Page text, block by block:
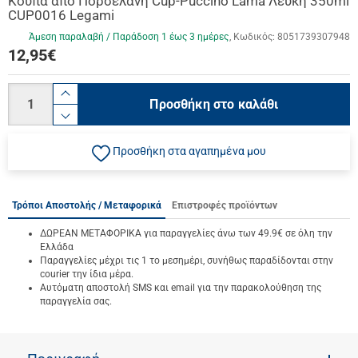
CUP0016 Legami
Άμεση παραλαβή / Παράδoση 1 έως 3 ημέρες Κωδικός: 8051739307948
12,95€
product.increase.quantity
product.decrease.quantity
Προσθήκη στο καλάθι
Προσθήκη στα αγαπημένα μου
Τρόποι Αποστολής / Μεταφορικά Επιστροφές προϊόντων
ΔΩΡΕΑΝ ΜΕΤΑΦΟΡΙΚΑ για παραγγελίες άνω των 49.9€ σε όλη την
Ελλάδα
Παραγγελίες μέχρι τις 1 το μεσημέρι, συνήθως παραδίδονται στην
courier την ίδια μέρα.
Αυτόματη αποστολή SMS και email για την παρακολούθηση της
παραγγελία σας.